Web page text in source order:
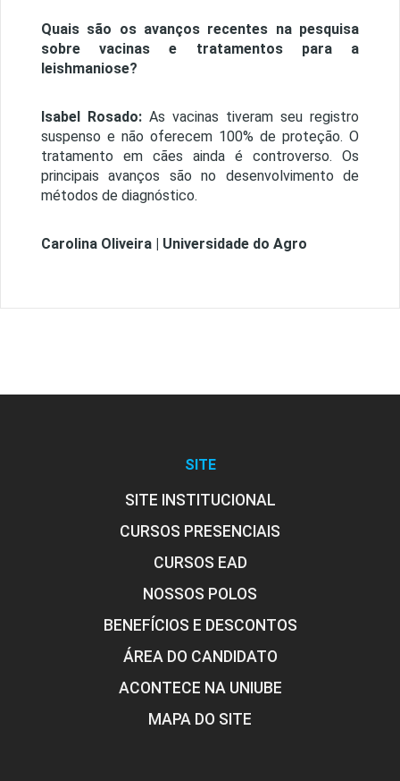
Quais são os avanços recentes na pesquisa
sobre vacinas e tratamentos para a
leishmaniose?
Isabel Rosado: As vacinas tiveram seu registro
suspenso e não oferecem 100% de proteção. O
tratamento em cães ainda é controverso. Os
principais avanços são no desenvolvimento de
métodos de diagnóstico.
Carolina Oliveira | Universidade do Agro
SITE
SITE INSTITUCIONAL
CURSOS PRESENCIAIS
CURSOS EAD
NOSSOS POLOS
BENEFÍCIOS E DESCONTOS
ÁREA DO CANDIDATO
ACONTECE NA UNIUBE
MAPA DO SITE